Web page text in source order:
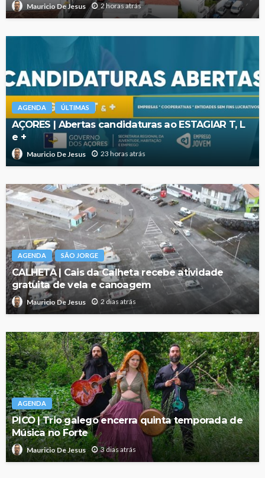
Mauricio De Jesus 2 horas atrás
AGENDA ÚLTIMAS
AÇORES | Abertas candidaturas ao ESTAGIAR T, L
e +
Mauricio De Jesus 23 horas atrás
AGENDA SÃO JORGE
CALHETA | Cais da Calheta recebe atividade
gratuita de vela e canoagem
Mauricio De Jesus 2 dias atrás
AGENDA
PICO | Trio galego encerra quinta temporada de
Música no Forte
Mauricio De Jesus 3 dias atrás